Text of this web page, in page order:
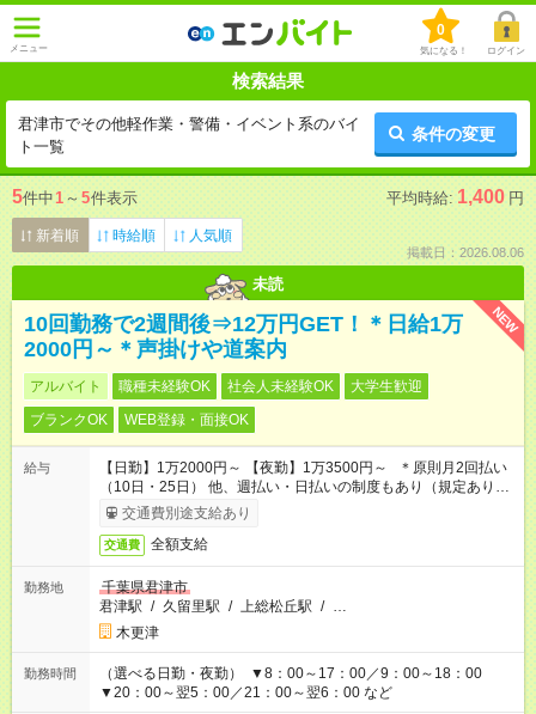
メニュー
0
気になる！ ログイン
検索結果
君津市でその他軽作業・警備・イベント系のバイ
ト一覧
条件の変更
5件中1 ～ 5件表示 平均時給: 1,400 円
新着順 時給順 人気順
掲載日：2026.08.06
未読
NEW
10回勤務で2週間後⇒12万円GET！＊日給1万
2000円～＊声掛けや道案内
アルバイト 職種未経験OK 社会人未経験OK
大学生歓迎
ブランクOK
WEB登録・面接OK
給与
【日勤】1万2000円～ 【夜勤】1万3500円～ ＊原則月2回払い
（10日・25日） 他、週払い・日払いの制度もあり（規定あり）
＃日収1万円以上
交通費別途支給あり
交通費 全額支給
勤務地
千葉県君津市
君津駅 / 久留里駅 / 上総松丘駅 / …
木更津
勤務時間
（選べる日勤・夜勤） ▼8：00～17：00／9：00～18：00
▼20：00～翌5：00／21：00～翌6：00 など